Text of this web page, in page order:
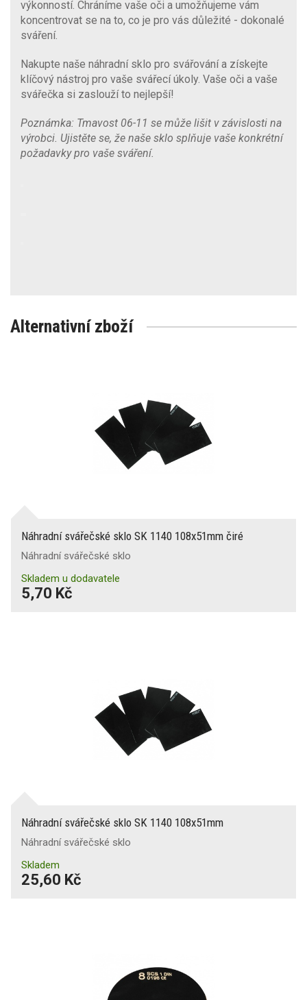
výkonností. Chráníme vaše oči a umožňujeme vám
koncentrovat se na to, co je pro vás důležité - dokonalé
sváření.
Nakupte naše náhradní sklo pro svářování a získejte
klíčový nástroj pro vaše svářecí úkoly. Vaše oči a vaše
svářečka si zaslouží to nejlepší!
Poznámka: Tmavost 06-11 se může lišit v závislosti na
výrobci. Ujistěte se, že naše sklo splňuje vaše konkrétní
požadavky pro vaše sváření.
Alternativní zboží
Náhradní svářečské sklo SK 1140 108x51mm čiré
Náhradní svářečské sklo
Skladem u dodavatele
5,70 Kč
Náhradní svářečské sklo SK 1140 108x51mm
Náhradní svářečské sklo
Skladem
25,60 Kč